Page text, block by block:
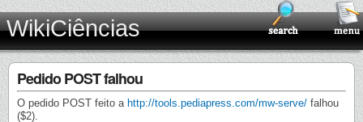
WikiCiências
Pedido POST falhou
O pedido POST feito a http://tools.pediapress.com/mw-serve/ falhou
($2).